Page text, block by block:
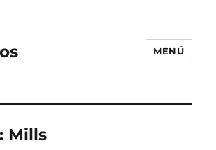
MENÚ
Mills